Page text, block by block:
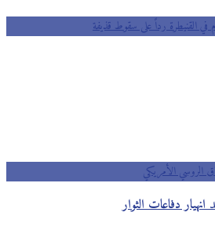
القنيطرة رداً على سقوط قذيفة
الروسي الأمريكي
دفاعات الثوار